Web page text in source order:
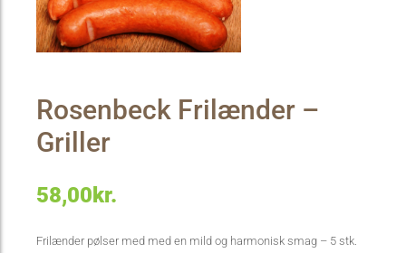
Rosenbeck Frilænder –
Griller
58,00 kr.
Frilænder pølser med med en mild og harmonisk smag – 5 stk.